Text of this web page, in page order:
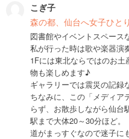
こぎ子
森の都、仙台へ女子ひと
図書館やイベントスペース
私が行った時は歌や楽器演
1Fには東北ならではのお
物も楽しめます♪
ギャラリーでは震災の記録
ちなみに、この「メディア
らず、お散歩しながら仙台
駅まで大体20～30分ほど。
道がまっすぐなので迷子に